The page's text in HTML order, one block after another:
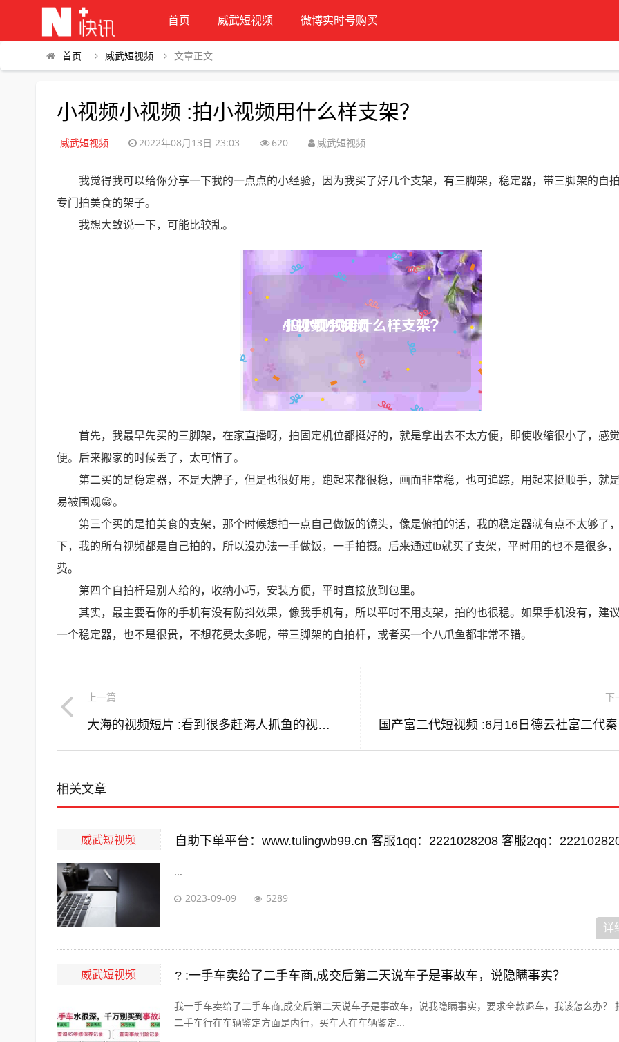
首页 威武短视频 微博实时号购买
首页 威武短视频 文章正文
小视频小视频 :拍小视频用什么样支架？
威武短视频 2022年08月13日 23:03 620 威武短视频
我觉得我可以给你分享一下我的一点点的小经验，因为我买了好几个支架，有三脚架，稳定器，带三脚架的自
专门拍美食的架子。
我想大致说一下，可能比较乱。
首先，我最早先买的三脚架，在家直播呀，拍固定机位都挺好的，就是拿出去不太方便，即使收缩很小了，感
便。后来搬家的时候丢了，太可惜了。
第二买的是稳定器，不是大牌子，但是也很好用，跑起来都很稳，画面非常稳，也可追踪，用起来挺顺手，就
易被围观😁。
第三个买的是拍美食的支架，那个时候想拍一点自己做饭的镜头，像是俯拍的话，我的稳定器就有点不太够了
下，我的所有视频都是自己拍的，所以没办法一手做饭，一手拍摄。后来通过tb就买了支架，平时用的也不是很多
费。
第四个自拍杆是别人给的，收纳小巧，安装方便，平时直接放到包里。
其实，最主要看你的手机有没有防抖效果，像我手机有，所以平时不用支架，拍的也很稳。如果手机没有，建
一个稳定器，也不是很贵，不想花费太多呢，带三脚架的自拍杆，或者买一个八爪鱼都非常不错。
上一篇
大海的视频短片 :看到很多赶海人抓鱼的视频，海边的水坑真的有那么多鱼吗？
下
相关文章
威武短视频 自助下单平台：www.tulingwb99.cn 客服1qq：2221028208 客服2qq：
2023-09-09 5289
详
威武短视频 ? :一手车卖给了二手车商,成交后第二天说车子是事故车，说隐瞒事实？
我一手车卖给了二手车商,成交后第二天说车子是事故车，说我隐瞒事实，要求全款退车，我该怎么办？
二手车行在车辆鉴定方面是内行，买车人在车辆鉴定...